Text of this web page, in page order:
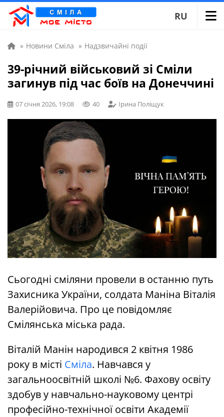
RU
» Новини Сміла » Надзвичайні події
39-річний військовий зі Сміли
загинув під час боїв на Донеччині
07 січня 2026, 19:08 40 Ірина Поліщук
Сьогодні сміляни провели в останню путь
Захисника України, солдата Маніна Віталія
Валерійовича. Про це повідомляє
Смілянська міська рада.
Віталій Манін народився 2 квітня 1986
року в місті Сміла. Навчався у
загальноосвітній школі №6. Фахову освіту
здобув у навчально-науковому центрі
професійно-технічної освіти Академії